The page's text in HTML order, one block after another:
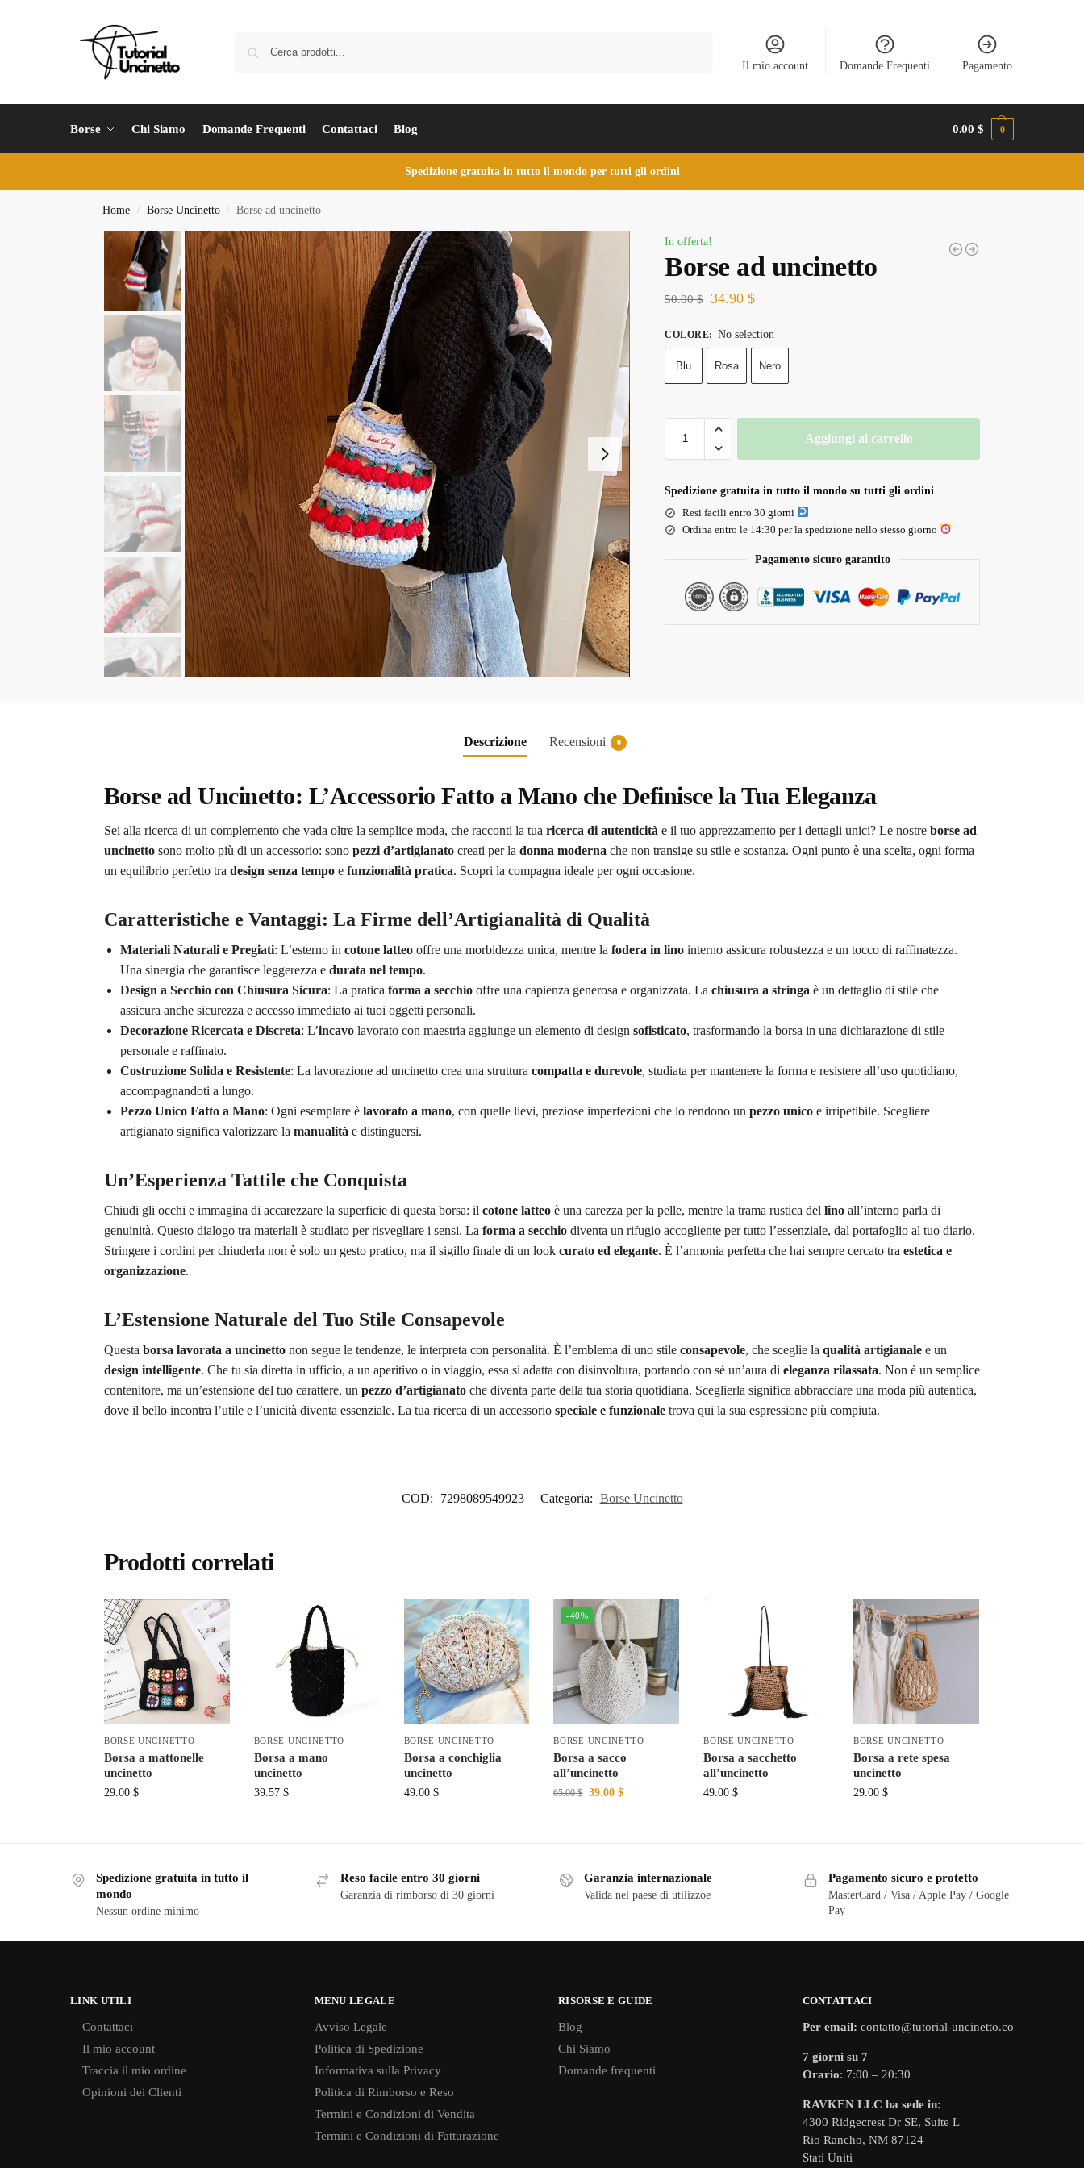
Il mio account Domande Frequenti Pagamento
Borse Chi Siamo Domande Frequenti Contattaci Blog 0.00$ 0
Spedizione gratuita in tutto il mondo per tutti gli ordini
Home / Borse Uncinetto / Borse ad uncinetto
In offerta!
Borse ad uncinetto
50.00$ 34.90$
COLORE: No selection
Blu Rosa Nero
Aggiungi al carrello
Spedizione gratuita in tutto il mondo su tutti gli ordini
Resi facili entro 30 giorni
Ordina entro le 14:30 per la spedizione nello stesso giorno
Pagamento sicuro garantito
Descrizione Recensioni 0
Borse ad Uncinetto: L’Accessorio Fatto a Mano che Definisce la Tua Eleganza
Sei alla ricerca di un complemento che vada oltre la semplice moda, che racconti la tua ricerca di autenticità e il tuo apprezzamento per i dettagli unici? Le nostre borse ad
uncinettosono molto più di un accessorio: sono pezzi d’artigianatocreati per la donna moderna che non transige su stile e sostanza. Ogni punto è una scelta, ogni forma
un equilibrio perfetto tra design senza tempoe funzionalità pratica. Scopri la compagna ideale per ogni occasione.
Caratteristiche e Vantaggi: La Firme dell’Artigianalità di Qualità
Materiali Naturali e Pregiati: L’esterno in cotone latteooffre una morbidezza unica, mentre la fodera in linointerno assicura robustezza e un tocco di raffinatezza.
Una sinergia che garantisce leggerezza e durata nel tempo.
Design a Secchio con Chiusura Sicura: La pratica forma a secchiooffre una capienza generosa e organizzata. La chiusura a stringa è un dettaglio di stile che
assicura anche sicurezza e accesso immediato ai tuoi oggetti personali.
Decorazione Ricercata e Discreta: L’incavolavorato con maestria aggiunge un elemento di design sofisticato, trasformando la borsa in una dichiarazione di stile
personale e raffinato.
Costruzione Solida e Resistente: La lavorazione ad uncinetto crea una struttura compatta e durevole, studiata per mantenere la forma e resistere all’uso quotidiano,
accompagnandoti a lungo.
Pezzo Unico Fatto a Mano: Ogni esemplare è lavorato a mano, con quelle lievi, preziose imperfezioni che lo rendono un pezzo unicoe irripetibile. Scegliere
artigianato significa valorizzare la manualità e distinguersi.
Un’Esperienza Tattile che Conquista
Chiudi gli occhi e immagina di accarezzare la superficie di questa borsa: il cotone latteoè una carezza per la pelle, mentre la trama rustica del linoall’interno parla di
genuinità. Questo dialogo tra materiali è studiato per risvegliare i sensi. La forma a secchiodiventa un rifugio accogliente per tutto l’essenziale, dal portafoglio al tuo diario.
Stringere i cordini per chiuderla non è solo un gesto pratico, ma il sigillo finale di un look curato ed elegante. È l’armonia perfetta che hai sempre cercato tra estetica e
organizzazione.
L’Estensione Naturale del Tuo Stile Consapevole
Questa borsa lavorata a uncinettonon segue le tendenze, le interpreta con personalità. È l’emblema di uno stile consapevole, che sceglie la qualità artigianalee un
design intelligente. Che tu sia diretta in ufficio, a un aperitivo o in viaggio, essa si adatta con disinvoltura, portando con sé un’aura di eleganza rilassata. Non è un semplice
contenitore, ma un’estensione del tuo carattere, un pezzo d’artigianatoche diventa parte della tua storia quotidiana. Sceglierla significa abbracciare una moda più autentica,
dove il bello incontra l’utile e l’unicità diventa essenziale. La tua ricerca di un accessorio speciale e funzionaletrova qui la sua espressione più compiuta.
COD: 7298089549923 Categoria: Borse Uncinetto
Prodotti correlati
BORSE UNCINETTO
Borsa a mattonelle
uncinetto
29.00 $
BORSE UNCINETTO
Borsa a mano
uncinetto
39.57 $
BORSE UNCINETTO
Borsa a conchiglia
uncinetto
49.00 $
-40%
BORSE UNCINETTO
Borsa a sacco
all’uncinetto
65.00$ 39.00$
BORSE UNCINETTO
Borsa a sacchetto
all’uncinetto
49.00$
BORSE UNCINETTO
Borsa a rete spesa
uncinetto
29.00 $
Spedizione gratuita in tutto il
mondo
Nessun ordine minimo
Reso facile entro 30 giorni
Garanzia di rimborso di 30 giorni
Garanzia internazionale
Valida nel paese di utilizzoe
Pagamento sicuro e protetto
MasterCard / Visa / Apple Pay / Google
Pay
LINK UTILI
Contattaci
Il mio account
Traccia il mio ordine
Opinioni dei Clienti
MENU LEGALE
Avviso Legale
Politica di Spedizione
Informativa sulla Privacy
Politica di Rimborso e Reso
Termini e Condizioni di Vendita
Termini e Condizioni di Fatturazione
RISORSE E GUIDE
Blog
Chi Siamo
Domande frequenti
CONTATTACI
Per email: contatto@tutorial-uncinetto.co
7 giorni su 7
Orario: 7:00 – 20:30
RAVKEN LLC ha sede in:
4300 Ridgecrest Dr SE, Suite L
Rio Rancho, NM 87124
Stati Uniti